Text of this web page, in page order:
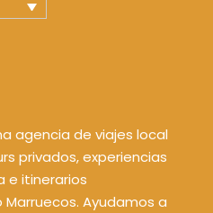
agencia de viajes local
privados, experiencias
e itinerarios
Ayudamos a